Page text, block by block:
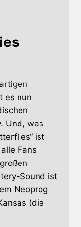
es nun
Und, was
ist
Fans
Sound ist
Neoprog
(die